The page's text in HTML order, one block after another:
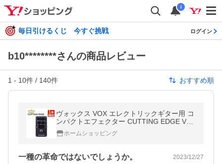
i
毎日引けるくじ 今すぐ挑戦 ログイン
b10********さんの商品レビュー
1 - 10件 / 140件 おすすめ順
ヴォックス VOX エレクトリックギター用 コ
ンパクトエフェクター CUTTING EDGE VE-
CEホームショッピング
一種の革命ではないでしょうか。 2023/12/27